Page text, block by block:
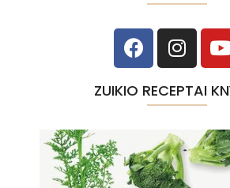
ZUIKIO RECEPTAI